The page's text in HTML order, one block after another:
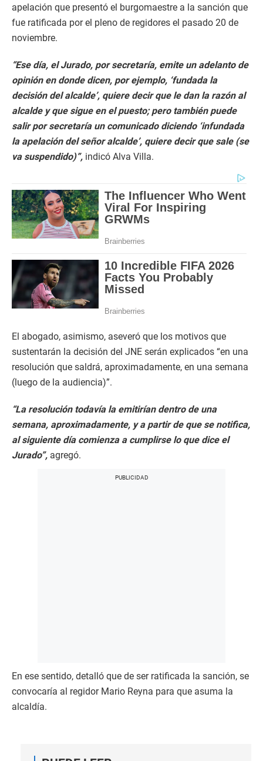
apelación que presentó el burgomaestre a la sanción que
fue ratificada por el pleno de regidores el pasado 20 de
noviembre.
“Ese día, el Jurado, por secretaría, emite un adelanto de
opinión en donde dicen, por ejemplo, ‘fundada la
decisión del alcalde’, quiere decir que le dan la razón al
alcalde y que sigue en el puesto; pero también puede
salir por secretaría un comunicado diciendo ‘infundada
la apelación del señor alcalde’, quiere decir que sale (se
va suspendido)”, indicó Alva Villa.
El abogado, asimismo, aseveró que los motivos que
sustentarán la decisión del JNE serán explicados “en una
resolución que saldrá, aproximadamente, en una semana
(luego de la audiencia)”.
“La resolución todavía la emitirían dentro de una
semana, aproximadamente, y a partir de que se notifica,
al siguiente día comienza a cumplirse lo que dice el
Jurado”, agregó.
En ese sentido, detalló que de ser ratificada la sanción, se
convocaría al regidor Mario Reyna para que asuma la
alcaldía.